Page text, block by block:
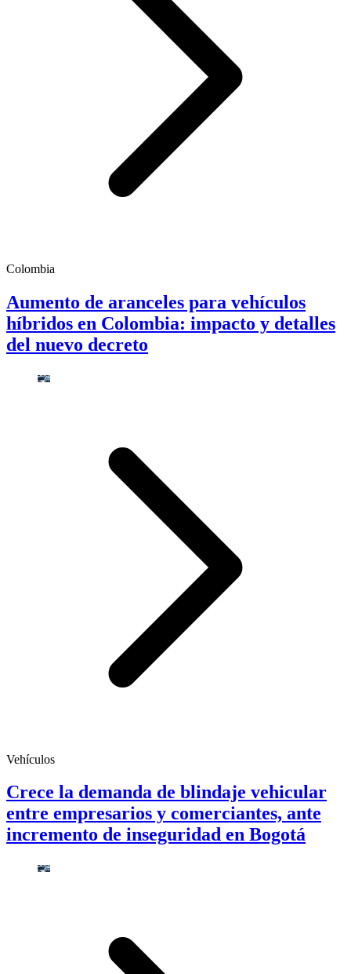
Colombia
Aumento de aranceles para vehículos
híbridos en Colombia: impacto y detalles
del nuevo decreto
Vehículos
Crece la demanda de blindaje vehicular
entre empresarios y comerciantes, ante
incremento de inseguridad en Bogotá